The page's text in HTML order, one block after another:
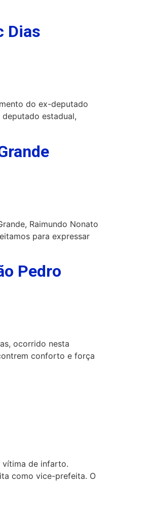
Dias
do ex-deputado
estadual,
Raimundo Nonato
para expressar
Pedro
ocorrido nesta
conforto e força
vítima de infarto.
como vice-prefeita. O